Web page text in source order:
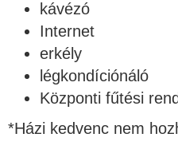
kávézó
Internet
erkély
légkondíciónáló
Központi fűtési
*Házi kedvenc nem